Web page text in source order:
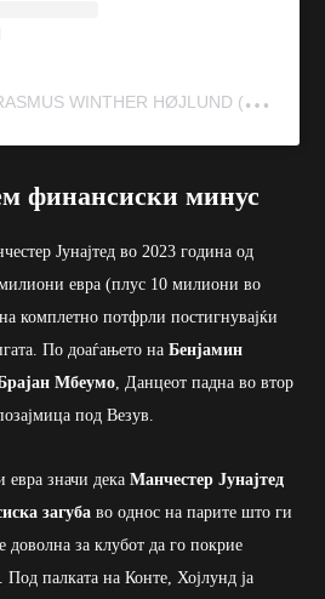
A
POST SHARED BY RASMUS WINTHER HØJLUND (@RASMUS.HOEJLUND)
финансиски минус
Јунајтед во 2023 година од
евра (плус 10 милиони во
комплетно потфрли постигнувајќи
По доаѓањето на Бенјамин
Мбеумо , Данцеот падна во втор
под Везув.
значи дека Манчестер Јунајтед
загуба во однос на парите што ги
за клубот да го покрие
Под палката на Конте, Хојлунд ја